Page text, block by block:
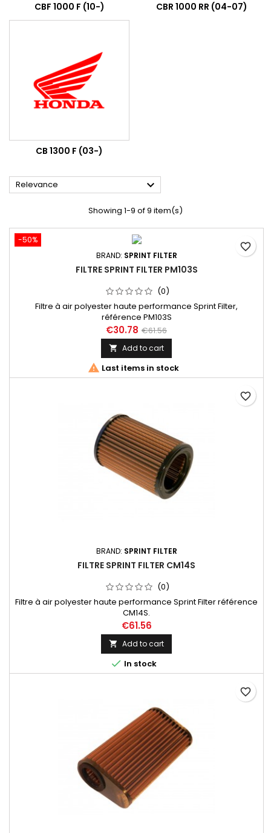
CBF 1000 F (10-) CBR 1000 RR (04-07)
CB 1300 F (03-)
Relevance 
Showing 1-9 of 9 item(s)
-50%
BRAND: SPRINT FILTER
FILTRE SPRINT FILTER PM103S
(0)
Filtre à air polyester haute performance Sprint Filter,
référence PM103S
€30.78 €61.56
 Add to cart
 Last items in stock
favorite_border
BRAND: SPRINT FILTER
FILTRE SPRINT FILTER CM14S
(0)
Filtre à air polyester haute performance Sprint Filter référence
CM14S.
€61.56
 Add to cart
 In stock
favorite_border
favorite_border